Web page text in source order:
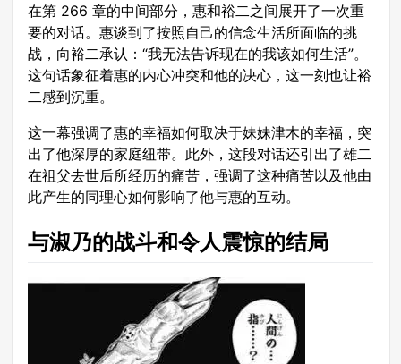
在第 266 章的中间部分，惠和裕二之间展开了一次重
要的对话。惠谈到了按照自己的信念生活所面临的挑
战，向裕二承认：“我无法告诉现在的我该如何生活”。
这句话象征着惠的内心冲突和他的决心，这一刻也让裕
二感到沉重。
这一幕强调了惠的幸福如何取决于妹妹津木的幸福，突
出了他深厚的家庭纽带。此外，这段对话还引出了雄二
在祖父去世后所经历的痛苦，强调了这种痛苦以及他由
此产生的同理心如何影响了他与惠的互动。
与淑乃的战斗和令人震惊的结局